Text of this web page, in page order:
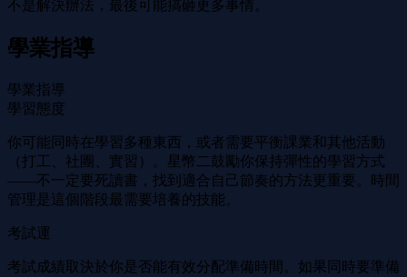
不是解決辦法，最後可能搞砸更多事情。
學業指導
學業指導
學習態度
你可能同時在學習多種東西，或者需要平衡課業和其他活動
（打工、社團、實習）。星幣二鼓勵你保持彈性的學習方式
——不一定要死讀書，找到適合自己節奏的方法更重要。時間
管理是這個階段最需要培養的技能。
考試運
考試成績取決於你是否能有效分配準備時間。如果同時要準備